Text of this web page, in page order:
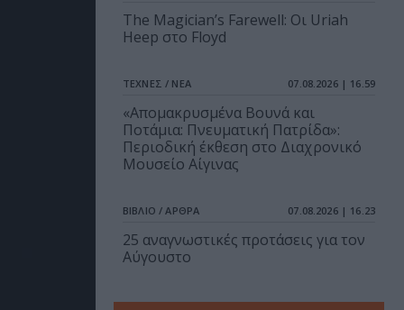
The Magician’s Farewell: Οι Uriah
Heep στο Floyd
ΤΕΧΝΕΣ / ΝΕΑ 07.08.2026 | 16.59
«Απομακρυσμένα Βουνά και
Ποτάμια: Πνευματική Πατρίδα»:
Περιοδική έκθεση στο Διαχρονικό
Μουσείο Αίγινας
ΒΙΒΛΙΟ / ΑΡΘΡΑ 07.08.2026 | 16.23
25 αναγνωστικές προτάσεις για τον
Αύγουστο